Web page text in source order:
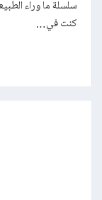
سلسلة ما وراء
كنت في…